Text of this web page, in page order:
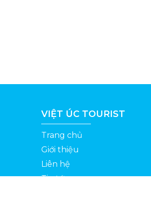
VIỆT ÚC TOURIST
Trang chủ
Giới thiệu
Liên hệ
Tin tức